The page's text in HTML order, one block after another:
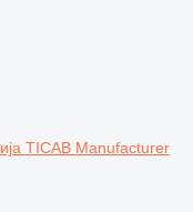
TICAB Manufacturer